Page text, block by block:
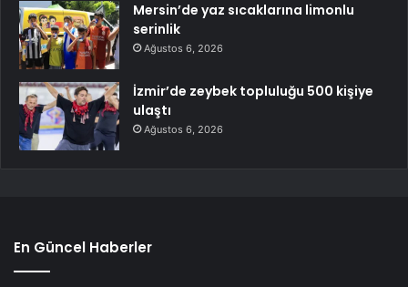
Mersin’de yaz sıcaklarına limonlu
serinlik
Ağustos 6, 2026
İzmir’de zeybek topluluğu 500 kişiye
ulaştı
Ağustos 6, 2026
En Güncel Haberler